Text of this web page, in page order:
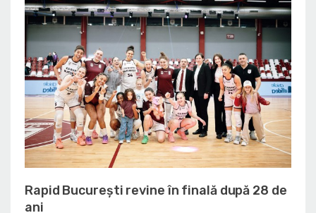
Rapid București revine în finală după 28 de
ani